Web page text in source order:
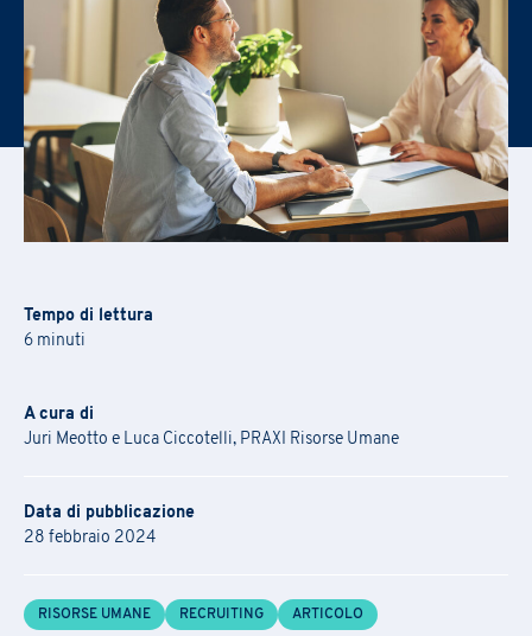
Tempo di lettura
6 minuti
A cura di
Juri Meotto e Luca Ciccotelli, PRAXI Risorse Umane
Data di pubblicazione
28 febbraio 2024
RISORSE UMANE RECRUITING ARTICOLO
CHIUDI
CHIUDI
CHIUDI